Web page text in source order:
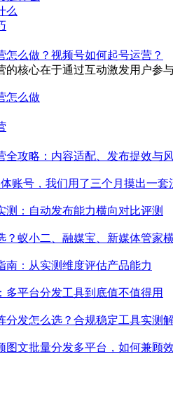
么
怎么做？视频号如何起号运营？
的核心在于通过互动激发用户参
怎么做
全攻略：内容适配、发布提效与
账号，我们用了三个月摸出一套
测：自动发布能力横向对比评测
？蚁小二、融媒宝、新媒体管家
南：从实测维度评估产品能力
多平台分发工具到底值不值得用
分发怎么选？合规稳定工具实测
图文批量分发多平台，如何兼顾